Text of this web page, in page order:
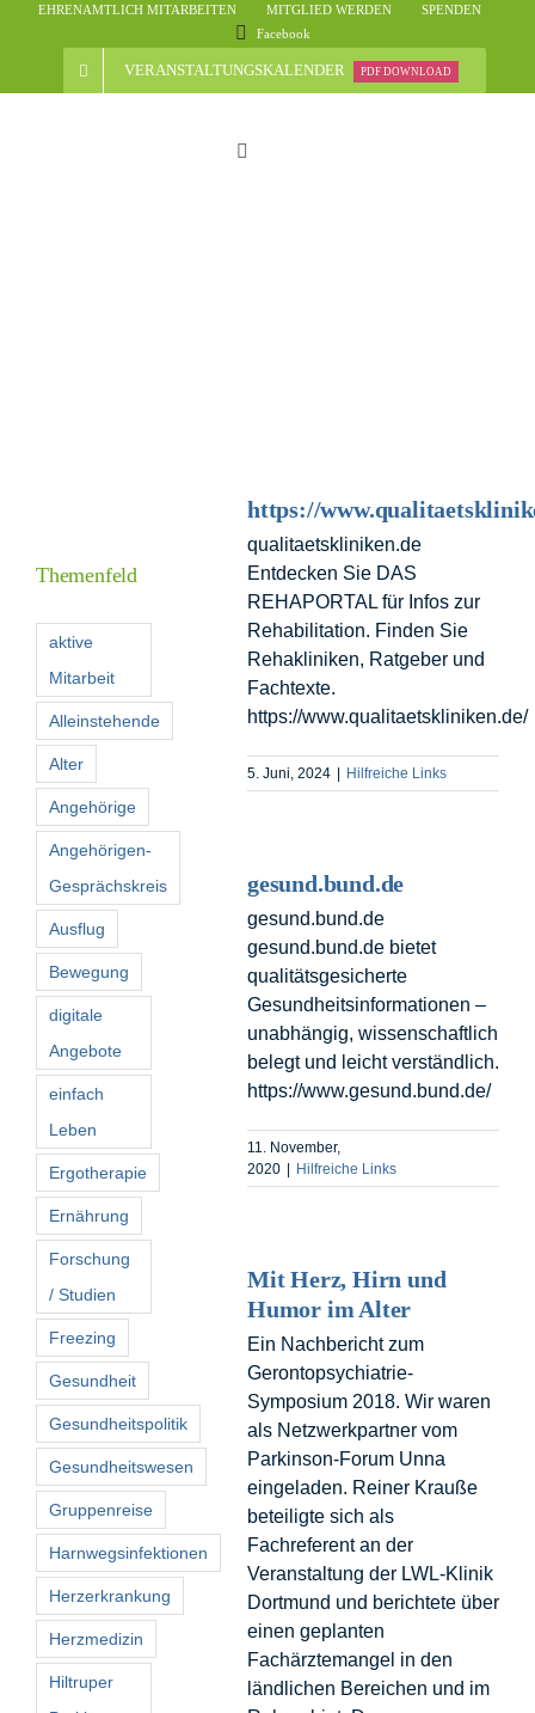
EHRENAMTLICH MITARBEITEN MITGLIED WERDEN
SPENDEN
Facebook
VERANSTALTUNGSKALENDER PDF DOWNLOAD
Toggle
Förderer
Kontakt
Suche
nach:
https://
qualitaetskliniken.de
Entdecken Sie DAS
REHAPORTAL für Infos zur
Rehabilitation. Finden Sie
Rehakliniken, Ratgeber und
Fachtexte.
https://www.qualitaetskliniken.de/
5. Juni, 2024 Hilfreiche Links
gesund.bund.de
gesund.bund.de
gesund.bund.de bietet
qualitätsgesicherte
Gesundheitsinformationen –
unabhängig, wissenschaftlich
belegt und leicht verständlich.
https://www.gesund.bund.de/
11. November,
2020
Hilfreiche Links
Mit Herz, Hirn und
Humor im Alter
Ein Nachbericht zum
Gerontopsychiatrie-
Symposium 2018. Wir waren
als Netzwerkpartner vom
Parkinson-Forum Unna
eingeladen. Reiner Krauße
beteiligte sich als
Fachreferent an der
Veranstaltung der LWL-Klinik
Dortmund und berichtete über
einen geplanten
Fachärztemangel in den
ländlichen Bereichen und im
Themenfeld
aktive
Mitarbeit
Alleinstehende
Alter
Angehörige
Angehörigen-
Gesprächskreis
Ausflug
Bewegung
digitale
Angebote
einfach
Leben
Ergotherapie
Ernährung
Forschung
/ Studien
Freezing
Gesundheit
Gesundheitspolitik
Gesundheitswesen
Gruppenreise
Harnwegsinfektionen
Herzerkrankung
Herzmedizin
Hiltruper